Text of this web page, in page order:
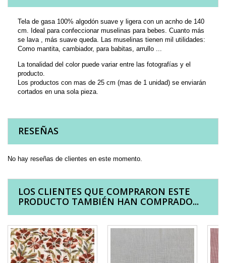
Tela de gasa 100% algodón suave y ligera con un acnho de 140
cm. Ideal para confeccionar muselinas para bebes. Cuanto más
se lava , más suave queda. Las muselinas tienen mil utilidades:
Como mantita, cambiador, para babitas, arrullo ...
La tonalidad del color puede variar entre las fotografías y el
producto.
Los productos con mas de 25 cm (mas de 1 unidad) se enviarán
cortados en una sola pieza.
RESEÑAS
No hay reseñas de clientes en este momento.
LOS CLIENTES QUE COMPRARON ESTE
PRODUCTO TAMBIÉN HAN COMPRADO...